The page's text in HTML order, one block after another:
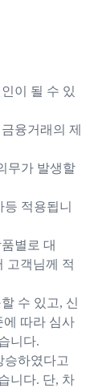
이 될 수 있
융거래의 제
무가 발생할
적용됩니
별로 대
고객님께 적
수 있고, 신
에 따라 심사
니다.
승하였다고
니다. 단, 차